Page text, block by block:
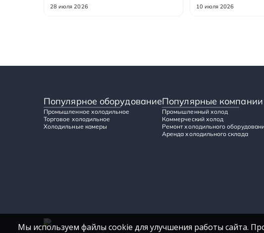
оборудования. ...
28 июля 2026
ГРАДИЕНТ» совместно
10 июля 2026
Популярное оборудование
Промышленное холодильное
Торговое холодильное
Холодильные камеры
Популярные компании
Промышленный холод
Коммерческий холод
Ремонт холодильного
Аренда холодильного склада
Мы используем файлы cookie для улучшения работы сайта.